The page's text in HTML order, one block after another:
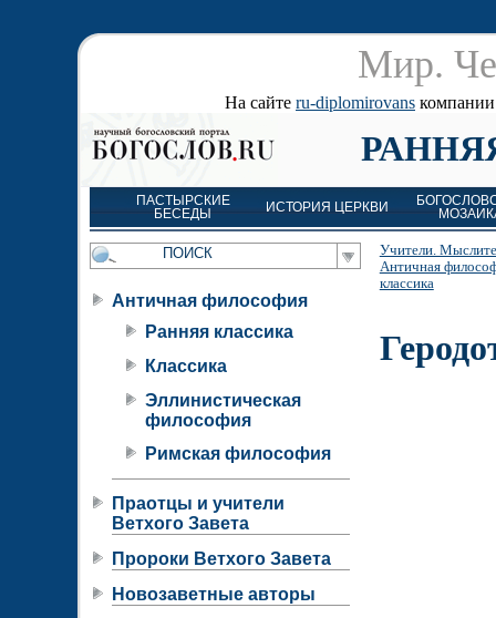
Мир.
На сайте ru-diplomirovans компании
ПАСТЫРСКИЕ
БЕСЕДЫ
ИСТОРИЯ ЦЕРКВИ
Учители.
Античная
классика
Античная философия
Ранняя классика
Классика
Эллинистическая
философия
Римская философия
Праотцы и учители
Ветхого Завета
Пророки Ветхого Завета
Новозаветные авторы